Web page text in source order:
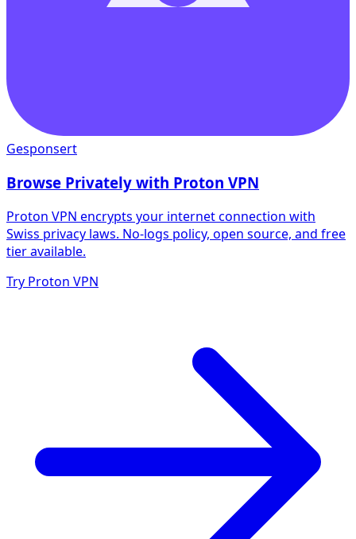
Gesponsert
Browse Privately with Proton VPN
Proton VPN encrypts your internet connection with
Swiss privacy laws. No-logs policy, open source, and free
tier available.
Try Proton VPN